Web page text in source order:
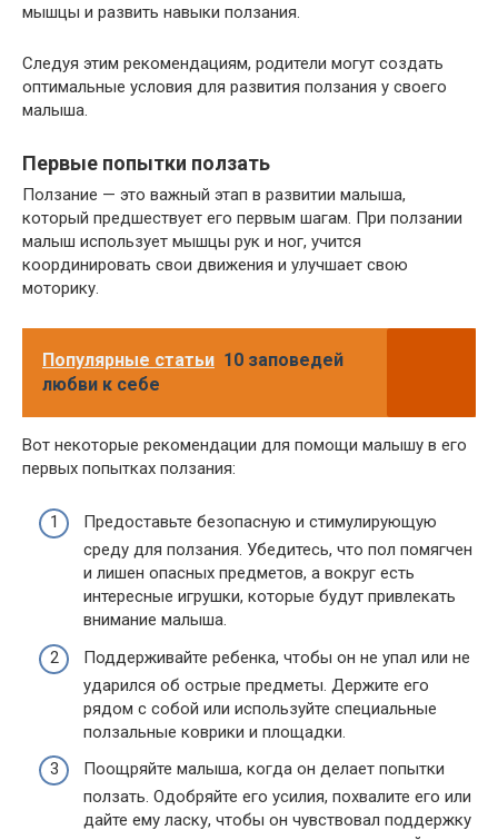
мышцы и развить навыки ползания.
Следуя этим рекомендациям, родители могут создать
оптимальные условия для развития ползания у своего
малыша.
Первые попытки ползать
Ползание — это важный этап в развитии малыша,
который предшествует его первым шагам. При ползании
малыш использует мышцы рук и ног, учится
координировать свои движения и улучшает свою
моторику.
Популярные статьи 10 заповедей
любви к себе
Вот некоторые рекомендации для помощи малышу в его
первых попытках ползания:
Предоставьте безопасную и стимулирующую
среду для ползания. Убедитесь, что пол помягчен
и лишен опасных предметов, а вокруг есть
интересные игрушки, которые будут привлекать
внимание малыша.
Поддерживайте ребенка, чтобы он не упал или не
ударился об острые предметы. Держите его
рядом с собой или используйте специальные
ползальные коврики и площадки.
Поощряйте малыша, когда он делает попытки
ползать. Одобряйте его усилия, похвалите его или
дайте ему ласку, чтобы он чувствовал поддержку